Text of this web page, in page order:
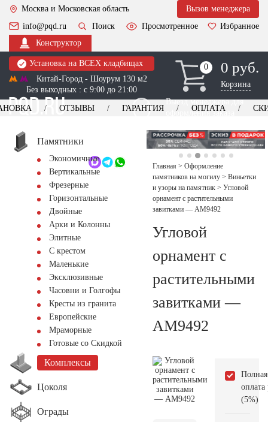
Москва и Московская область
Вызов менеджера
info@pqd.ru
Поиск Просмотренное
Избранное
Конструктор
Установка на ВСЕХ кладбищах
Китай-Город - Шоурум 130 м2
Без выходных : с 9:00 до 21:00
0
0 0 руб.
Корзина
Выезд менеджера для
оформления заказа
+7 (495) 518-44-23
Обратный звонок
ОТЗЫВЫ ГАРАНТИЯ ОПЛАТА
Памятники
Экономичные
Вертикальные
Фрезерные
Горизонтальные
Двойные
Арки и Колонны
Элитные
С крестом
Маленькие
Эксклюзивные
Часовни и Голгофы
Кресты из гранита
Европейские
Мраморные
Готовые со Скидкой
Комплексы
Цоколя
Ограды
Главная > Оформление
памятников на могилу > Виньетки
и узоры на памятник > Угловой
орнамент с растительными
завитками — AM9492
Угловой
орнамент с
растительными
завитками —
AM9492
Полная
оплата
(5%)